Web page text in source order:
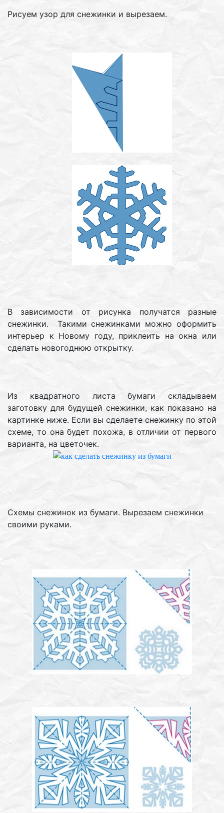
Рисуем узор для снежинки и вырезаем.
В зависимости от рисунка получатся разные
снежинки. Такими снежинками можно оформить
интерьер к Новому году, приклеить на окна или
сделать новогоднюю открытку.
Из квадратного листа бумаги складываем
заготовку для будущей снежинки, как показано на
картинке ниже. Если вы сделаете снежинку по этой
схеме, то она будет похожа, в отличии от первого
варианта, на цветочек.
Схемы снежинок из бумаги. Вырезаем снежинки
своими руками.